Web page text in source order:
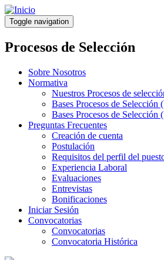
Pasar
al
contenido
principal
Toggle navigation
Procesos de Selección
Sobre Nosotros
Normativa
Nuestros Procesos de
Bases Procesos de Selección
Bases Procesos de Selección
Preguntas Frecuentes
Creación de cuenta
Postulación
Requisitos del perfil del
Experiencia Laboral
Evaluaciones
Entrevistas
Bonificaciones
Iniciar Sesión
Convocatorias
Convocatorias
Convocatoria Histórica